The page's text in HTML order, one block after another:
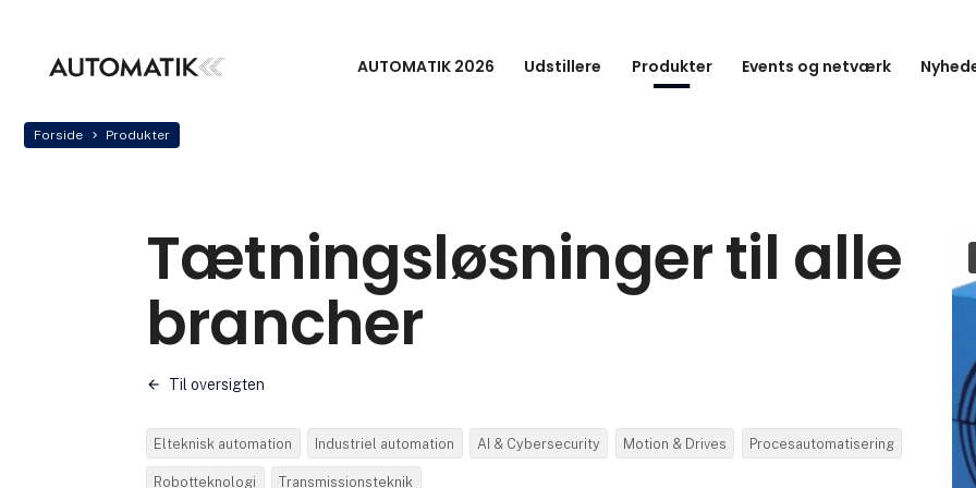
AUTOMATIK 2026 Udstillere Produkter Events og netværk
Forside Produkter
Tætningsløsninger til alle
brancher
Til oversigten
Elteknisk automation Industriel automation AI & Cybersecurity Motion & Drives Procesautomatisering
Robotteknologi Transmissionsteknik